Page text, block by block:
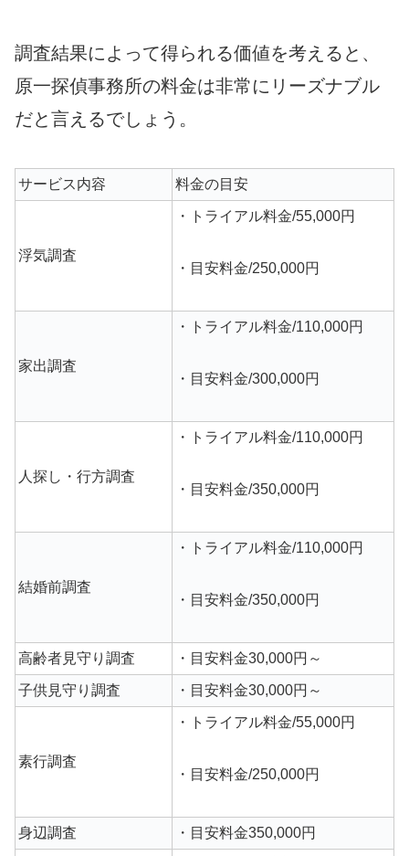
調査結果によって得られる価値を考えると、
原一探偵事務所の料金は非常にリーズナブル
だと言えるでしょう。
サービス内容 料金の目安
浮気調査
・トライアル料金/55,000円
・目安料金/250,000円
家出調査
・トライアル料金/110,000円
・目安料金/300,000円
人探し・行方調査
・トライアル料金/110,000円
・目安料金/350,000円
結婚前調査
・トライアル料金/110,000円
・目安料金/350,000円
高齢者見守り調査 ・目安料金30,000円～
子供見守り調査 ・目安料金30,000円～
素行調査
・トライアル料金/55,000円
・目安料金/250,000円
身辺調査 ・目安料金350,000円